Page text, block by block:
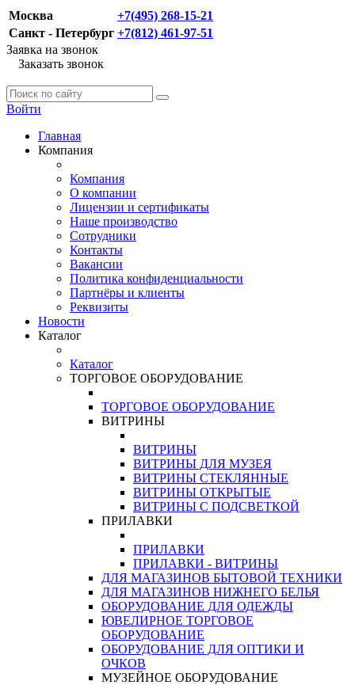
Москва
+7(495) 268-15-21
Санкт - Петербург +7(812) 461-97-51
Заявка на звонок
Заказать звонок
Войти
Главная
Компания
Компания
О компании
Лицензии и сертификаты
Наше производство
Сотрудники
Контакты
Вакансии
Политика конфиденциальности
Партнёры и клиенты
Реквизиты
Новости
Каталог
Каталог
ТОРГОВОЕ ОБОРУДОВАНИЕ
ТОРГОВОЕ ОБОРУДОВАНИЕ
ВИТРИНЫ
ВИТРИНЫ
ВИТРИНЫ ДЛЯ МУЗЕЯ
ВИТРИНЫ СТЕКЛЯННЫЕ
ВИТРИНЫ ОТКРЫТЫЕ
ВИТРИНЫ С ПОДСВЕТКОЙ
ПРИЛАВКИ
ПРИЛАВКИ
ПРИЛАВКИ - ВИТРИНЫ
ДЛЯ МАГАЗИНОВ БЫТОВОЙ ТЕХНИКИ
ДЛЯ МАГАЗИНОВ НИЖНЕГО БЕЛЬЯ
ОБОРУДОВАНИЕ ДЛЯ ОДЕЖДЫ
ЮВЕЛИРНОЕ ТОРГОВОЕ
ОБОРУДОВАНИЕ
ОБОРУДОВАНИЕ ДЛЯ ОПТИКИ И
ОЧКОВ
МУЗЕЙНОЕ ОБОРУДОВАНИЕ